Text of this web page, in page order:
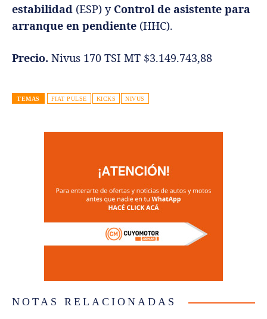
estabilidad (ESP) y Control de asistente para
arranque en pendiente (HHC).
Precio. Nivus 170 TSI MT $3.149.743,88
TEMAS FIAT PULSE KICKS NIVUS
NOTAS RELACIONADAS